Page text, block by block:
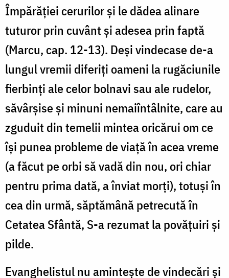
Împărăției cerurilor și le dădea alinare
tuturor prin cuvânt și adesea prin faptă
(Marcu, cap. 12-13). Deși vindecase de-a
lungul vremii diferiți oameni la rugăciunile
fierbinți ale celor bolnavi sau ale rudelor,
săvârșise și minuni nemaiîntâlnite, care au
zguduit din temelii mintea oricărui om ce
își punea probleme de viață în acea vreme
(a făcut pe orbi să vadă din nou, ori chiar
pentru prima dată, a înviat morți), totuși în
cea din urmă, săptămână petrecută în
Cetatea Sfântă, S-a rezumat la povățuiri și
pilde.
Evanghelistul nu amintește de vindecări și